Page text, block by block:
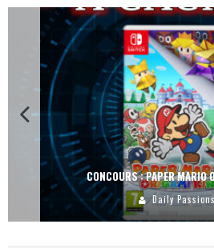
CONCOURS : PAPER MARIO
Daily Passions